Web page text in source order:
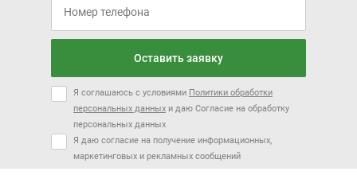
Оставить заявку
Я соглашаюсь с условиями Политики обработки
персональных данных и даю Согласие на обработку
персональных данных
Я даю согласие на получение информационных,
маркетинговых и рекламных сообщений